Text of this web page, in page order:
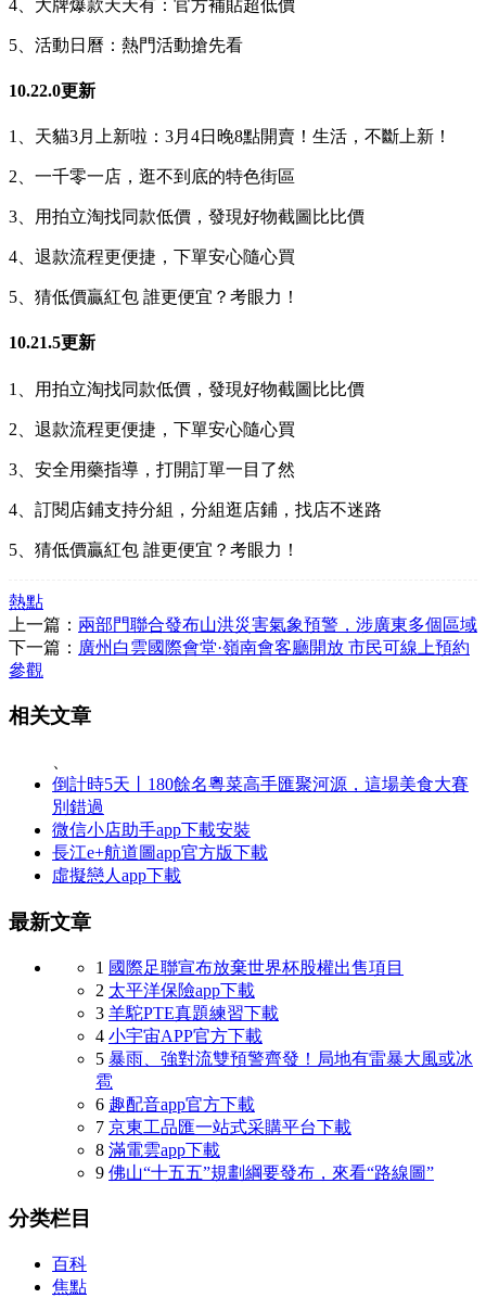
4、大牌爆款天天有：官方補貼超低價
5、活動日曆：熱門活動搶先看
10.22.0更新
1、天貓3月上新啦：3月4日晚8點開賣！生活，不斷上新！
2、一千零一店，逛不到底的特色街區
3、用拍立淘找同款低價，發現好物截圖比比價
4、退款流程更便捷，下單安心隨心買
5、猜低價贏紅包 誰更便宜？考眼力！
10.21.5更新
1、用拍立淘找同款低價，發現好物截圖比比價
2、退款流程更便捷，下單安心隨心買
3、安全用藥指導，打開訂單一目了然
4、訂閱店鋪支持分組，分組逛店鋪，找店不迷路
5、猜低價贏紅包 誰更便宜？考眼力！
熱點
上一篇： 兩部門聯合發布山洪災害氣象預警，涉廣東多個區域
下一篇： 廣州白雲國際會堂·嶺南會客廳開放 市民可線上預約
參觀
相关文章
倒計時5天丨180餘名粵菜高手匯聚河源，這場美食大賽
別錯過
微信小店助手app下載安裝
長江e+航道圖app官方版下載
虛擬戀人app下載
最新文章
1 國際足聯宣布放棄世界杯股權出售項目
2 太平洋保險app下載
3 羊駝PTE真題練習下載
4 小宇宙APP官方下載
5 暴雨、強對流雙預警齊發！局地有雷暴大風或冰
雹
6 趣配音app官方下載
7 京東工品匯一站式采購平台下載
8 滿電雲app下載
9 佛山“十五五”規劃綱要發布，來看“路線圖”
分类栏目
百科
焦點